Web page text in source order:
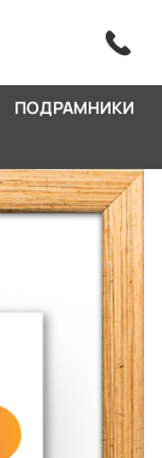
ПОДРАМНИКИ